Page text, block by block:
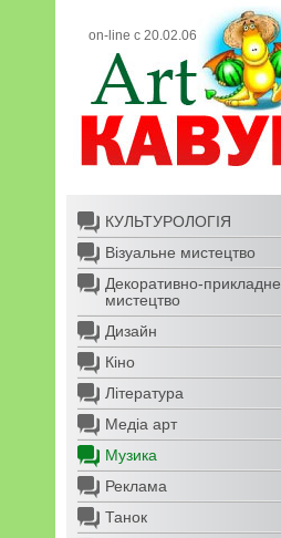
on-line с 20.02.06
КУЛЬТУРОЛОГІЯ
Візуальне мистецтво
Декоративно-прикладне
мистецтво
Дизайн
Кіно
Література
Медіа арт
Музика
Реклама
Танок